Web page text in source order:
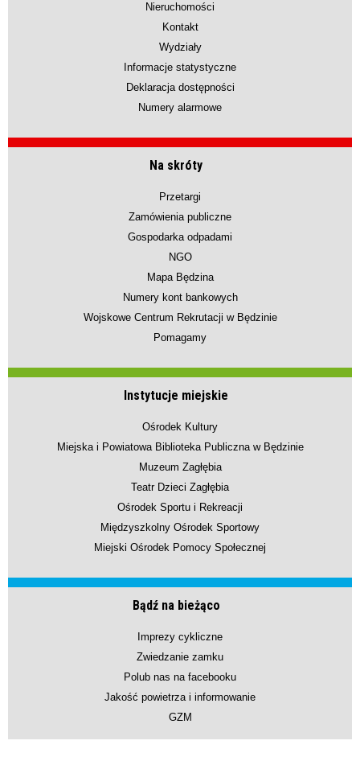
Nieruchomości
Kontakt
Wydziały
Informacje statystyczne
Deklaracja dostępności
Numery alarmowe
Na skróty
Przetargi
Zamówienia publiczne
Gospodarka odpadami
NGO
Mapa Będzina
Numery kont bankowych
Wojskowe Centrum Rekrutacji w Będzinie
Pomagamy
Instytucje miejskie
Ośrodek Kultury
Miejska i Powiatowa Biblioteka Publiczna w Będzinie
Muzeum Zagłębia
Teatr Dzieci Zagłębia
Ośrodek Sportu i Rekreacji
Międzyszkolny Ośrodek Sportowy
Miejski Ośrodek Pomocy Społecznej
Bądź na bieżąco
Imprezy cykliczne
Zwiedzanie zamku
Polub nas na facebooku
Jakość powietrza i informowanie
GZM